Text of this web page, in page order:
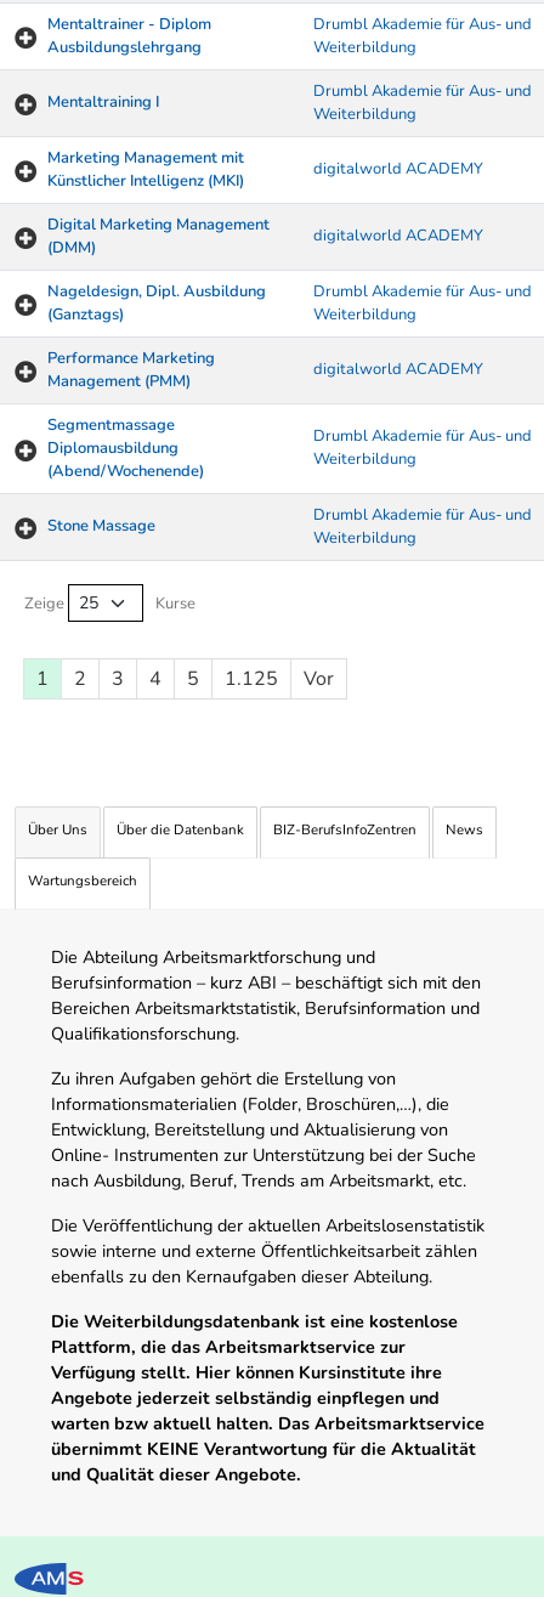
Mentaltrainer - Diplom
Ausbildungslehrgang
Drumbl Akademie für Aus- und
Weiterbildung
Mentaltraining I
Drumbl Akademie für Aus- und
Weiterbildung
Marketing Management mit
Künstlicher Intelligenz (MKI)
digitalworld ACADEMY
Digital Marketing Management
(DMM)
digitalworld ACADEMY
Nageldesign, Dipl. Ausbildung
(Ganztags)
Drumbl Akademie für Aus- und
Weiterbildung
Performance Marketing
Management (PMM)
digitalworld ACADEMY
Segmentmassage
Diplomausbildung
(Abend/Wochenende)
Drumbl Akademie für Aus- und
Weiterbildung
Stone Massage
Drumbl Akademie für Aus- und
Weiterbildung
Zeige Kurse
1 2 3 4 5 1.125 Vor
Über Uns Über die Datenbank BIZ-BerufsInfoZentren News
Wartungsbereich
Die Abteilung Arbeitsmarktforschung und
Berufsinformation – kurz ABI – beschäftigt sich mit den
Bereichen Arbeitsmarktstatistik, Berufsinformation und
Qualifikationsforschung.
Zu ihren Aufgaben gehört die Erstellung von
Informationsmaterialien (Folder, Broschüren,…), die
Entwicklung, Bereitstellung und Aktualisierung von
Online- Instrumenten zur Unterstützung bei der Suche
nach Ausbildung, Beruf, Trends am Arbeitsmarkt, etc.
Die Veröffentlichung der aktuellen Arbeitslosenstatistik
sowie interne und externe Öffentlichkeitsarbeit zählen
ebenfalls zu den Kernaufgaben dieser Abteilung.
Die Weiterbildungsdatenbank ist eine kostenlose
Plattform, die das Arbeitsmarktservice zur
Verfügung stellt. Hier können Kursinstitute ihre
Angebote jederzeit selbständig einpflegen und
warten bzw aktuell halten. Das Arbeitsmarktservice
übernimmt KEINE Verantwortung für die Aktualität
und Qualität dieser Angebote.